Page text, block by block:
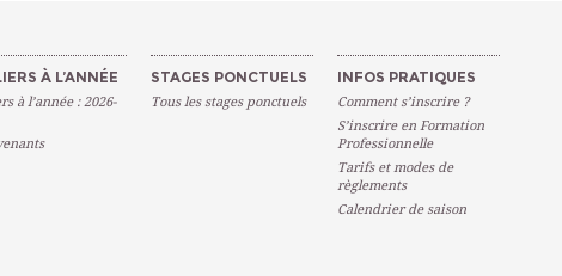
À L’ANNÉE
à l’année : 2026-
STAGES PONCTUELS
Tous les stages ponctuels
INFOS PRATIQUES
Comment s’inscrire ?
S’inscrire en Formation
Professionnelle
Tarifs et modes de
règlements
Calendrier de saison